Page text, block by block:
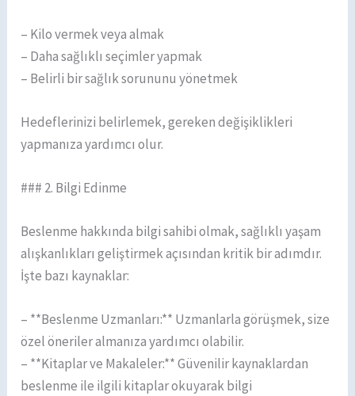
– Kilo vermek veya almak
– Daha sağlıklı seçimler yapmak
– Belirli bir sağlık sorununu yönetmek
Hedeflerinizi belirlemek, gereken değişiklikleri
yapmanıza yardımcı olur.
### 2. Bilgi Edinme
Beslenme hakkında bilgi sahibi olmak, sağlıklı yaşam
alışkanlıkları geliştirmek açısından kritik bir adımdır.
İşte bazı kaynaklar:
– **Beslenme Uzmanları:** Uzmanlarla görüşmek, size
özel öneriler almanıza yardımcı olabilir.
– **Kitaplar ve Makaleler:** Güvenilir kaynaklardan
beslenme ile ilgili kitaplar okuyarak bilgi